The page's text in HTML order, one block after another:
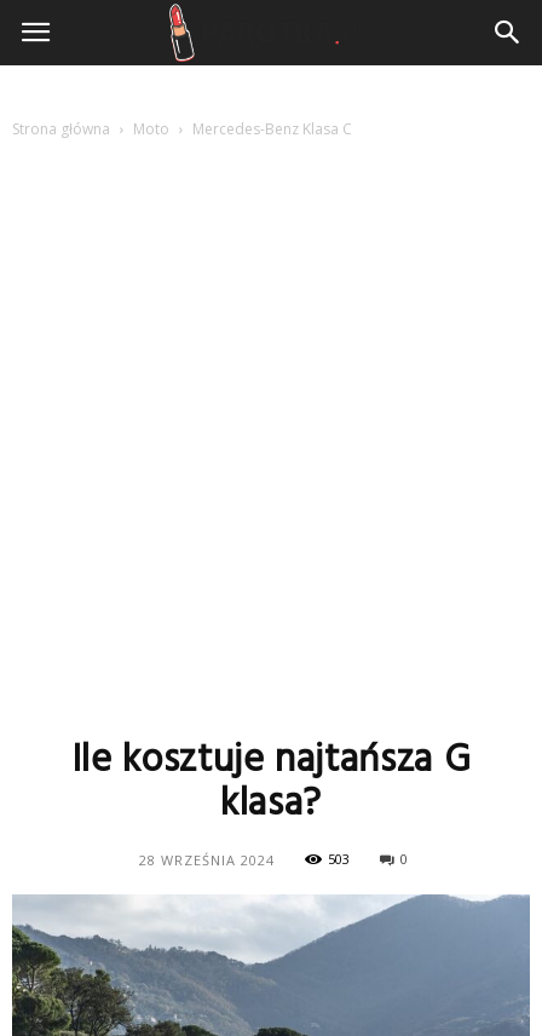
www.parotka.pl
Strona główna Moto Mercedes-Benz Klasa C
Ile kosztuje najtańsza G
klasa?
28 WRZEŚNIA 2024 503 0